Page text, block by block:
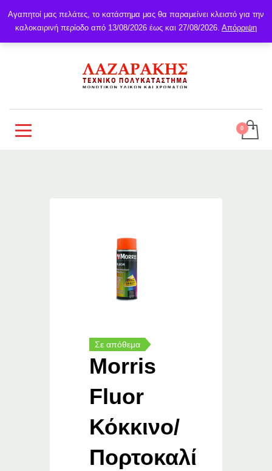
Σε απόθεμα
Morris
Fluor
Κόκκινο/
Πορτοκαλί
Αγαπητοί μας πελάτες, το κατάστημα μας θα παραμείνει κλειστό για την
καλοκαιρινή περίοδο από 13/08/2026 έως και 27/08/2026. Απόρριψη